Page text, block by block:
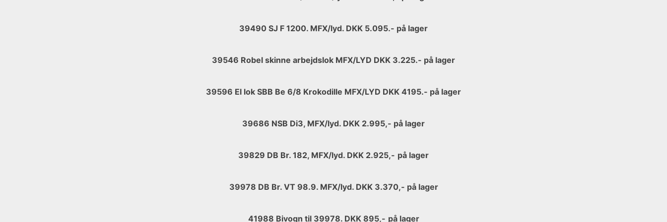
39490 SJ F 1200. MFX/lyd. DKK 5.095.- på lager
39546 Robel skinne arbejdslok MFX/LYD DKK 3.225.- på lager
39596 El lok SBB Be 6/8 Krokodille MFX/LYD DKK 4195.- på lager
39686 NSB Di3, MFX/lyd. DKK 2.995,- på lager
39829 DB Br. 182, MFX/lyd. DKK 2.925,- på lager
39978 DB Br. VT 98.9. MFX/lyd. DKK 3.370,- på lager
41988 Bivogn til 39978. DKK 895,- på lager